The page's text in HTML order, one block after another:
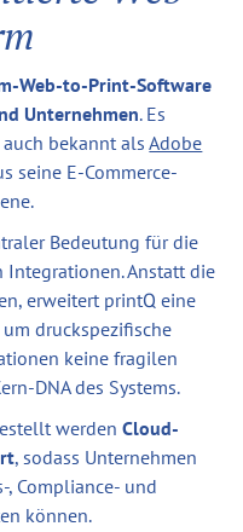
Web-to-Print-Software
Unternehmen. Es
auch bekannt alsAdobe
seine E-Commerce-
Bedeutung für die
Integrationen. Anstatt die
erweitert printQ eine
druckspezifische
keine fragilen
DNA des Systems.
werdenCloud-
, sodass Unternehmen
Compliance- und
können.